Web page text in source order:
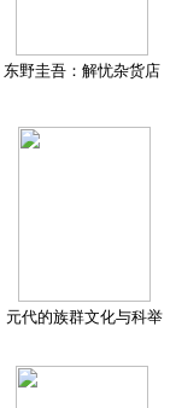
东野圭吾：解忧杂货店
元代的族群文化与科举